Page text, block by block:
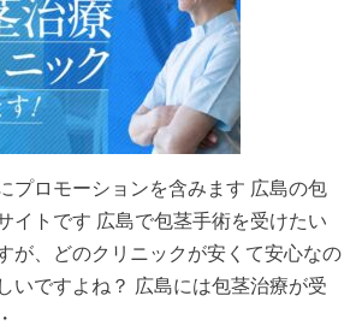
プロモーションを含みます 広島の包
イトです 広島で包茎手術を受けたい
が、どのクリニックが安くて安心なの
いですよね？ 広島には包茎治療が受